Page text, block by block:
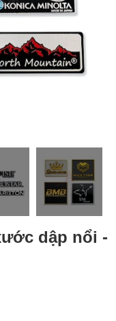
dập nổi -